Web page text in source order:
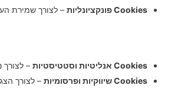
Cookiesפונקציונליות – לצורך שמירת
Cookies אנליטיות וסטטיסטיות – לצורך
Cookiesשיווקיות ופרסומיות – לצורך